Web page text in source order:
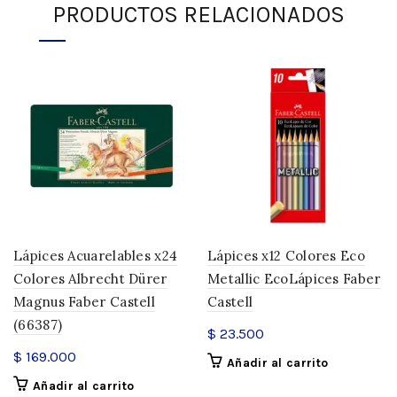
PRODUCTOS RELACIONADOS
Lápices Acuarelables x24
Colores Albrecht Dürer
Magnus Faber Castell
(66387)
$ 169.000
Añadir al carrito
Lápices x12 Colores Eco
Metallic EcoLápices Faber
Castell
$ 23.500
Añadir al carrito